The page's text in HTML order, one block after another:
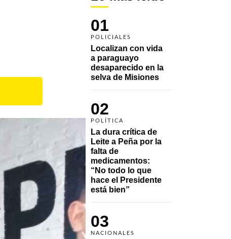
01
POLICIALES
Localizan con vida
a paraguayo
desaparecido en la
selva de Misiones
02
POLÍTICA
La dura crítica de
Leite a Peña por la
falta de
medicamentos:
“No todo lo que
hace el Presidente
está bien”
03
NACIONALES